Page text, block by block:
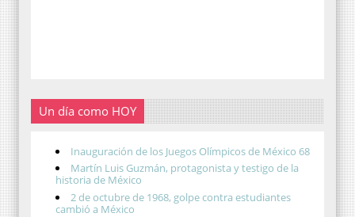
Un día como HOY
Inauguración de los Juegos Olímpicos de México 68
Martín Luis Guzmán, protagonista y testigo de la
historia de México
2 de octubre de 1968, golpe contra estudiantes
cambió a México